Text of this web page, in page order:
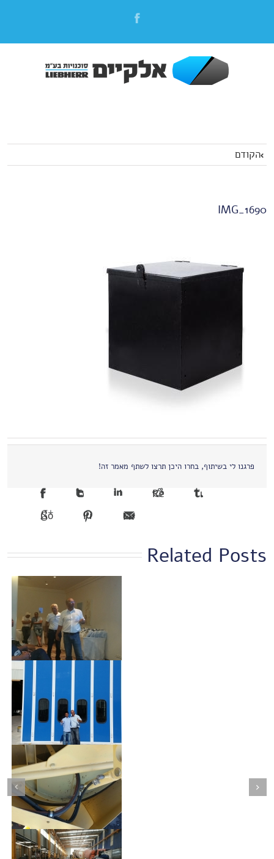
הקודם
IMG_1690
פרגנו לי בשיתוף, בחרו היכן תרצו לשתף מאמר זה!
FacebookTwitter LinkedInReddit
Tumblr
Google +1PinterestEmail
Related Posts
Previous Next